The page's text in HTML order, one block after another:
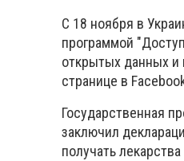
С 18 ноября в
программой
открытых данных и
странице в
Государственная
заключил
получать